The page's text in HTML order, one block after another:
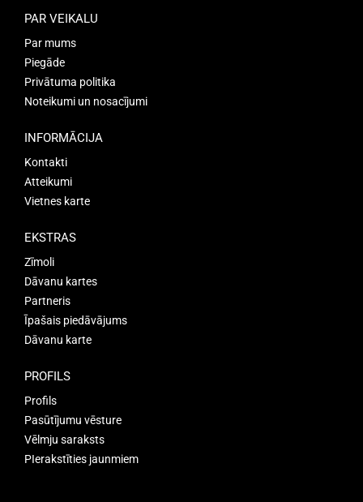
PAR VEIKALU
Par mums
Piegāde
Privātuma politika
Noteikumi un nosacījumi
INFORMĀCIJA
Kontakti
Atteikumi
Vietnes karte
EKSTRAS
Zīmoli
Dāvanu kartes
Partneris
Īpašais piedāvājums
Dāvanu karte
PROFILS
Profils
Pasūtījumu vēsture
Vēlmju saraksts
PIerakstīties jaunmiem